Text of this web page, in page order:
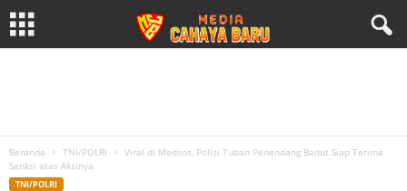
Beranda TNI/POLRI
Viral di Medsos, Polisi Tuban Penendang Badut Siap Terima
Sanksi atas Aksinya
TNI/POLRI